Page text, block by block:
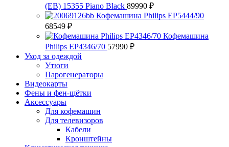
(EB) 15355 Piano Black 89990 ₽
Кофемашина Philips EP5444/90
68549 ₽
Кофемашина
Philips EP4346/70 57990 ₽
Уход за одеждой
Утюги
Парогенераторы
Видеокарты
Фены и фен-щётки
Аксессуары
Для кофемашин
Для телевизоров
Кабели
Кронштейны